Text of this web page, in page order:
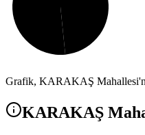
Grafik, KARAKAŞ
KARAKAŞ